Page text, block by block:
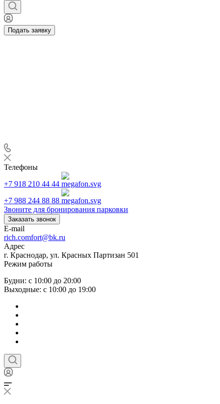
Подать заявку
Телефоны
+7 918 210 44 44
+7 988 244 88 88
Звоните для бронирования парковки
Заказать звонок
E-mail
rich.comfort@bk.ru
Адрес
г. Краснодар, ул. Красных Партизан 501
Режим работы
Будни: с 10:00 до 20:00
Выходные: с 10:00 до 19:00